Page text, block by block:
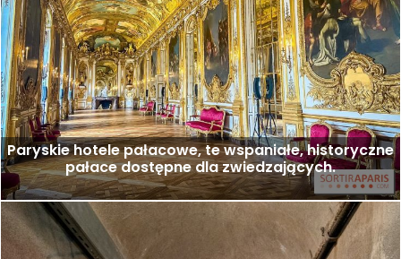
Paryskie hotele pałacowe, te wspaniałe, historyczne
pałace dostępne dla zwiedzających.